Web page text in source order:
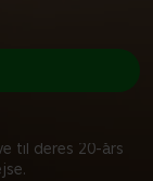
til deres 20-års